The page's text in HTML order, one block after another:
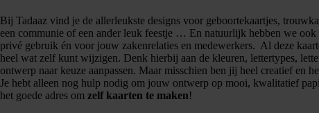
Bij Tadaaz vind je de allerleukste designs voor geboortekaartjes,
een communie of een ander leuk feestje … En natuurlijk hebben we ook
privé gebruik én voor jouw zakenrelaties en medewerkers. Al deze
heel wat zelf kunt wijzigen. Denk hierbij aan de kleuren, lettertypes,
ontwerp naar keuze aanpassen. Maar misschien ben jij heel creatief en
Je hebt alleen nog hulp nodig om jouw ontwerp op mooi, kwalitatief
het goede adres om zelf kaarten te maken!